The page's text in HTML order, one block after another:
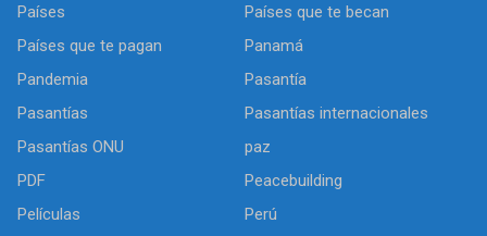
Países
Países que te becan
Países que te pagan
Panamá
Pandemia
Pasantía
Pasantías
Pasantías internacionales
Pasantías ONU
paz
PDF
Peacebuilding
Películas
Perú